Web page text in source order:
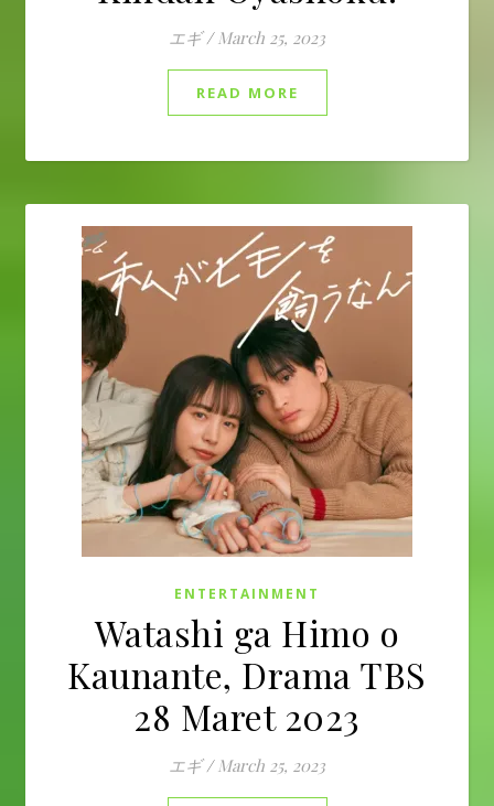
エギ / March 25, 2023
READ MORE
ENTERTAINMENT
Watashi ga Himo o
Kaunante, Drama TBS
28 Maret 2023
エギ / March 25, 2023